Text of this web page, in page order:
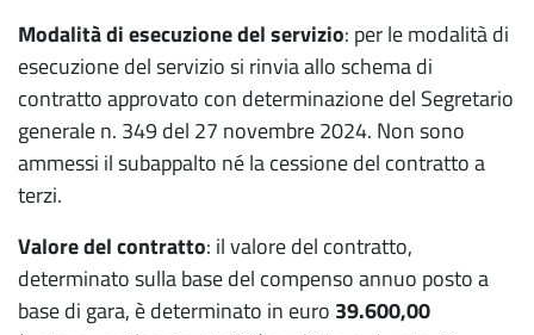
Modalità di esecuzione del servizio: per le modalità di
esecuzione del servizio si rinvia allo schema di
contratto approvato con determinazione del Segretario
generale n. 349 del 27 novembre 2024. Non sono
ammessi il subappalto né la cessione del contratto a
terzi.
Valore del contratto: il valore del contratto,
determinato sulla base del compenso annuo posto a
base di gara, è determinato in euro 39.600,00